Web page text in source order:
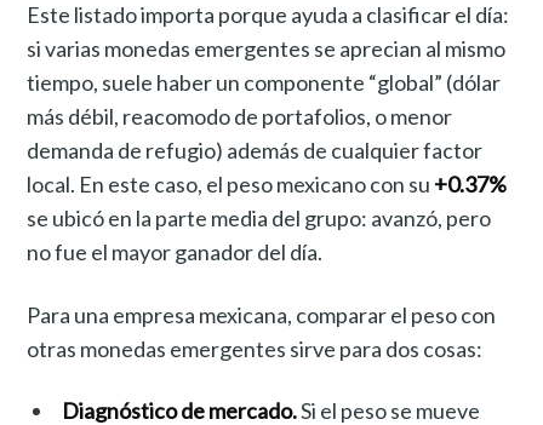
Este listado importa porque ayuda a clasificar el día:
si varias monedas emergentes se aprecian al mismo
tiempo, suele haber un componente “global” (dólar
más débil, reacomodo de portafolios, o menor
demanda de refugio) además de cualquier factor
local. En este caso, el peso mexicano con su +0.37%
se ubicó en la parte media del grupo: avanzó, pero
no fue el mayor ganador del día.
Para una empresa mexicana, comparar el peso con
otras monedas emergentes sirve para dos cosas:
Diagnóstico de mercado.Si el peso se mueve